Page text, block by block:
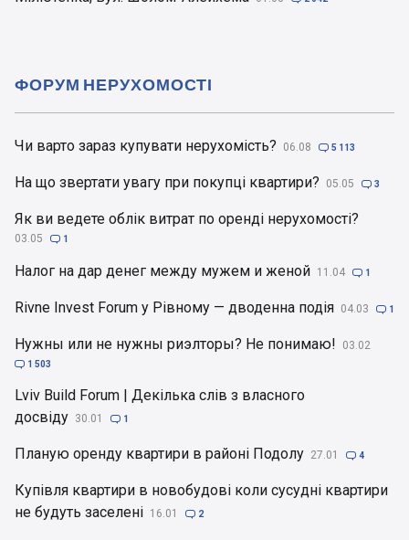
Чи варто зараз купувати нерухомість? 06.08  5 113
На що звертати увагу при покупці квартири? 05.05  3
Як ви ведете облік витрат по оренді нерухомості?
03.05  1
Налог на дар денег между мужем и женой 11.04  1
Rivne Invest Forum у Рівному — дводенна подія 04.03  1
Нужны или не нужны риэлторы? Не понимаю! 03.02
 1 503
Lviv Build Forum | Декілька слів з власного
досвіду 30.01  1
Планую оренду квартири в районі Подолу 27.01  4
Купівля квартири в новобудові коли сусудні квартири
не будуть заселені 16.01  2
ФОРУМ НЕРУХОМОСТІ